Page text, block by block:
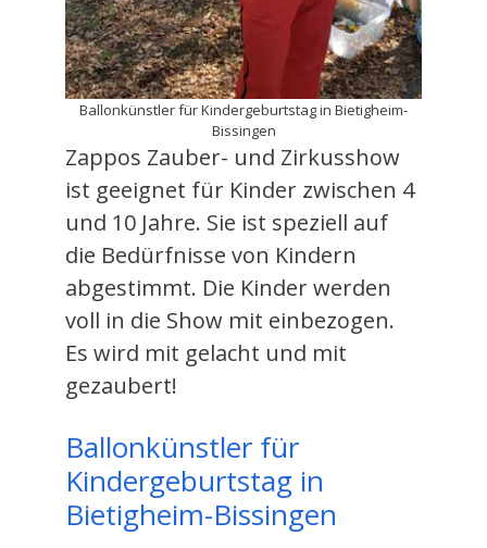
Ballonkünstler für Kindergeburtstag in Bietigheim-
Bissingen
Zappos Zauber- und Zirkusshow
ist geeignet für Kinder zwischen 4
und 10 Jahre. Sie ist speziell auf
die Bedürfnisse von Kindern
abgestimmt. Die Kinder werden
voll in die Show mit einbezogen.
Es wird mit gelacht und mit
gezaubert!
Ballonkünstler für
Kindergeburtstag in
Bietigheim-Bissingen